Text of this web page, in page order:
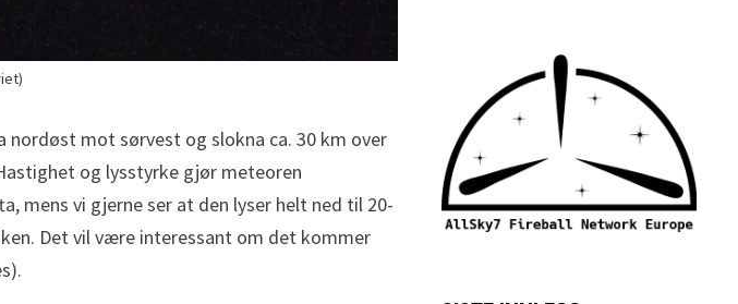
mot sørvest og slokna ca. 30 km over
og lysstyrke gjør meteoren
mens vi gjerne ser at den lyser helt ned til 20-
Det vil være interessant om det kommer